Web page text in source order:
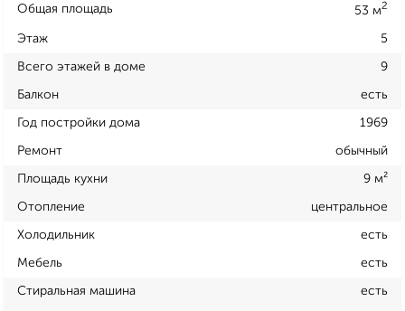
Общая площадь 53 м2
Этаж 5
Всего этажей в доме 9
Балкон есть
Год постройки дома 1969
Ремонт обычный
Площадь кухни 9 м²
Отопление центральное
Холодильник есть
Мебель есть
Стиральная машина есть